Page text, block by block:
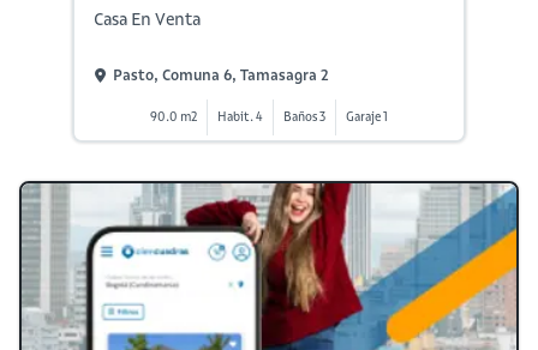
Casa En Venta
Pasto, Comuna 6, Tamasagra 2
90.0 m2 Habit. 4 Baños 3 Garaje 1